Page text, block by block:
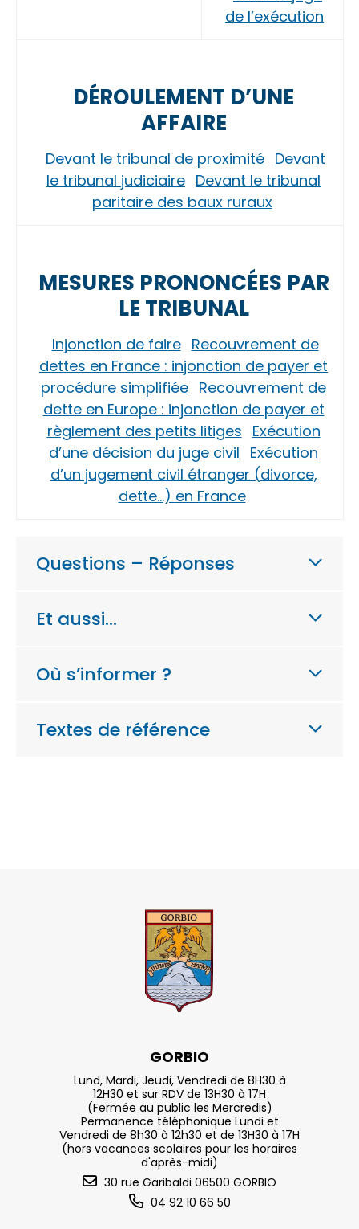
de l’exécution
DÉROULEMENT D’UNE
AFFAIRE
Devant le tribunal de proximité Devant
le tribunal judiciaire Devant le tribunal
paritaire des baux ruraux
MESURES PRONONCÉES PAR
LE TRIBUNAL
Injonction de faire Recouvrement de
dettes en France : injonction de payer et
procédure simplifiée Recouvrement de
dette en Europe : injonction de payer et
règlement des petits litiges Exécution
d’une décision du juge civil Exécution
d’un jugement civil étranger (divorce,
dette…) en France
Questions – Réponses
Et aussi…
Où s’informer ?
Textes de référence
GORBIO
Lund, Mardi, Jeudi, Vendredi de 8H30 à
12H30 et sur RDV de 13H30 à 17H
(Fermée au public les Mercredis)
Permanence téléphonique Lundi et
Vendredi de 8h30 à 12h30 et de 13H30 à 17H
(hors vacances scolaires pour les horaires
d'après-midi)
30 rue Garibaldi 06500 GORBIO
04 92 10 66 50